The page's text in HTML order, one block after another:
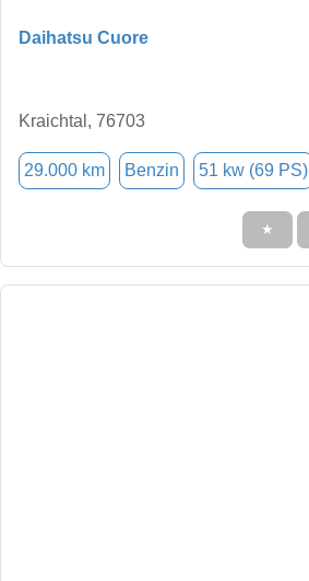
Daihatsu Cuore
Kraichtal, 76703
29.000 km Benzin 51 kw (69 PS)
★